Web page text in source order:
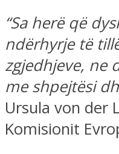
“Sa herë që
ndërhyrje të
zgjedhjeve, ne
me shpejtësi
Ursula von der
Komisionit